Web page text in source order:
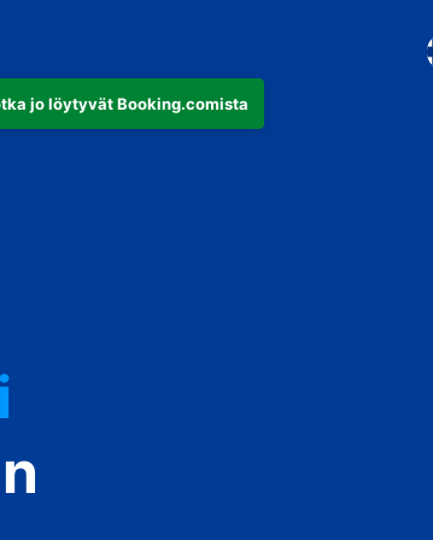
jo löytyvät Booking.comista